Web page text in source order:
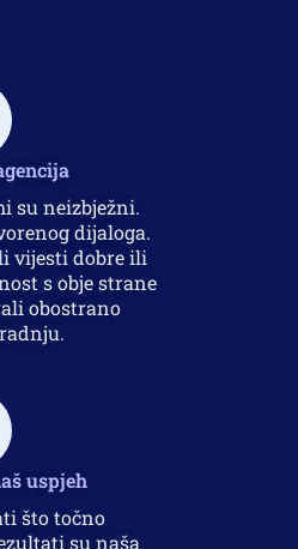
su neizbježni.
dijaloga.
vijesti dobre ili
s obje strane
obostrano
uspjeh
što točno
su naša